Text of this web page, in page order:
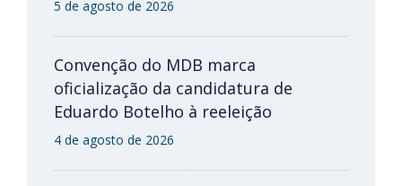
5 de agosto de 2026
Convenção do MDB marca
oficialização da candidatura de
Eduardo Botelho à reeleição
4 de agosto de 2026